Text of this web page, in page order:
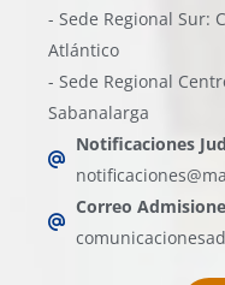
- Sede Regional Sur:
Atlántico
- Sede Regional
Sabanalarga
Notificaciones
Correo